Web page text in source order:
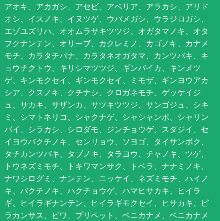
アオキ、アカガシ、アセビ、アベリア、アラカシ、アリド
オシ、イスノキ、イヌツゲ、ウバメガシ、ウラジロガシ、
エゾユズリハ、オオムラサキツツジ、オガタマノキ、オタ
フクナンテン、オリーブ、カクレミノ、カゴノキ、カナメ
モチ、カラタチバナ、カラタネオガタマ、カンツバキ、キ
ョウチクトウ、キリシマツツジ、ギンバイカ、キンメツ
ゲ、キンモクセイ、ギンモクセイ、ミモザ、ギンヨウアカ
シア、クスノキ、クチナシ、クロガネモチ、ゲッケイジ
ュ、サカキ、サザンカ、サツキツツジ、サンゴジュ、シキ
ミ、シマトネリコ、シャクナゲ、シャシャンポ、シャリン
バイ、シラカシ、シロダモ、ジンチョウゲ、スダジイ、セ
イヨウバクチノキ、センリョウ、ソヨゴ、タイサンボク、
タチカンツバキ、タブノキ、タラヨウ、チャノキ、ツゲ、
トウネズミモチ、トキワマンサク、トベラ、ナナミノキ、
ナワシログミ、ナンテン、ニッケイ、ネズミモチ、ハイノ
キ、バクチノキ、ハクチョウゲ、ハマヒサカキ、ヒイラ
ギ、ヒイラギナンテン、ヒイラギモクセイ、ヒサカキ、ピ
ラカンサス、ビワ、プリペット、ベニカナメ、ベニカナメ